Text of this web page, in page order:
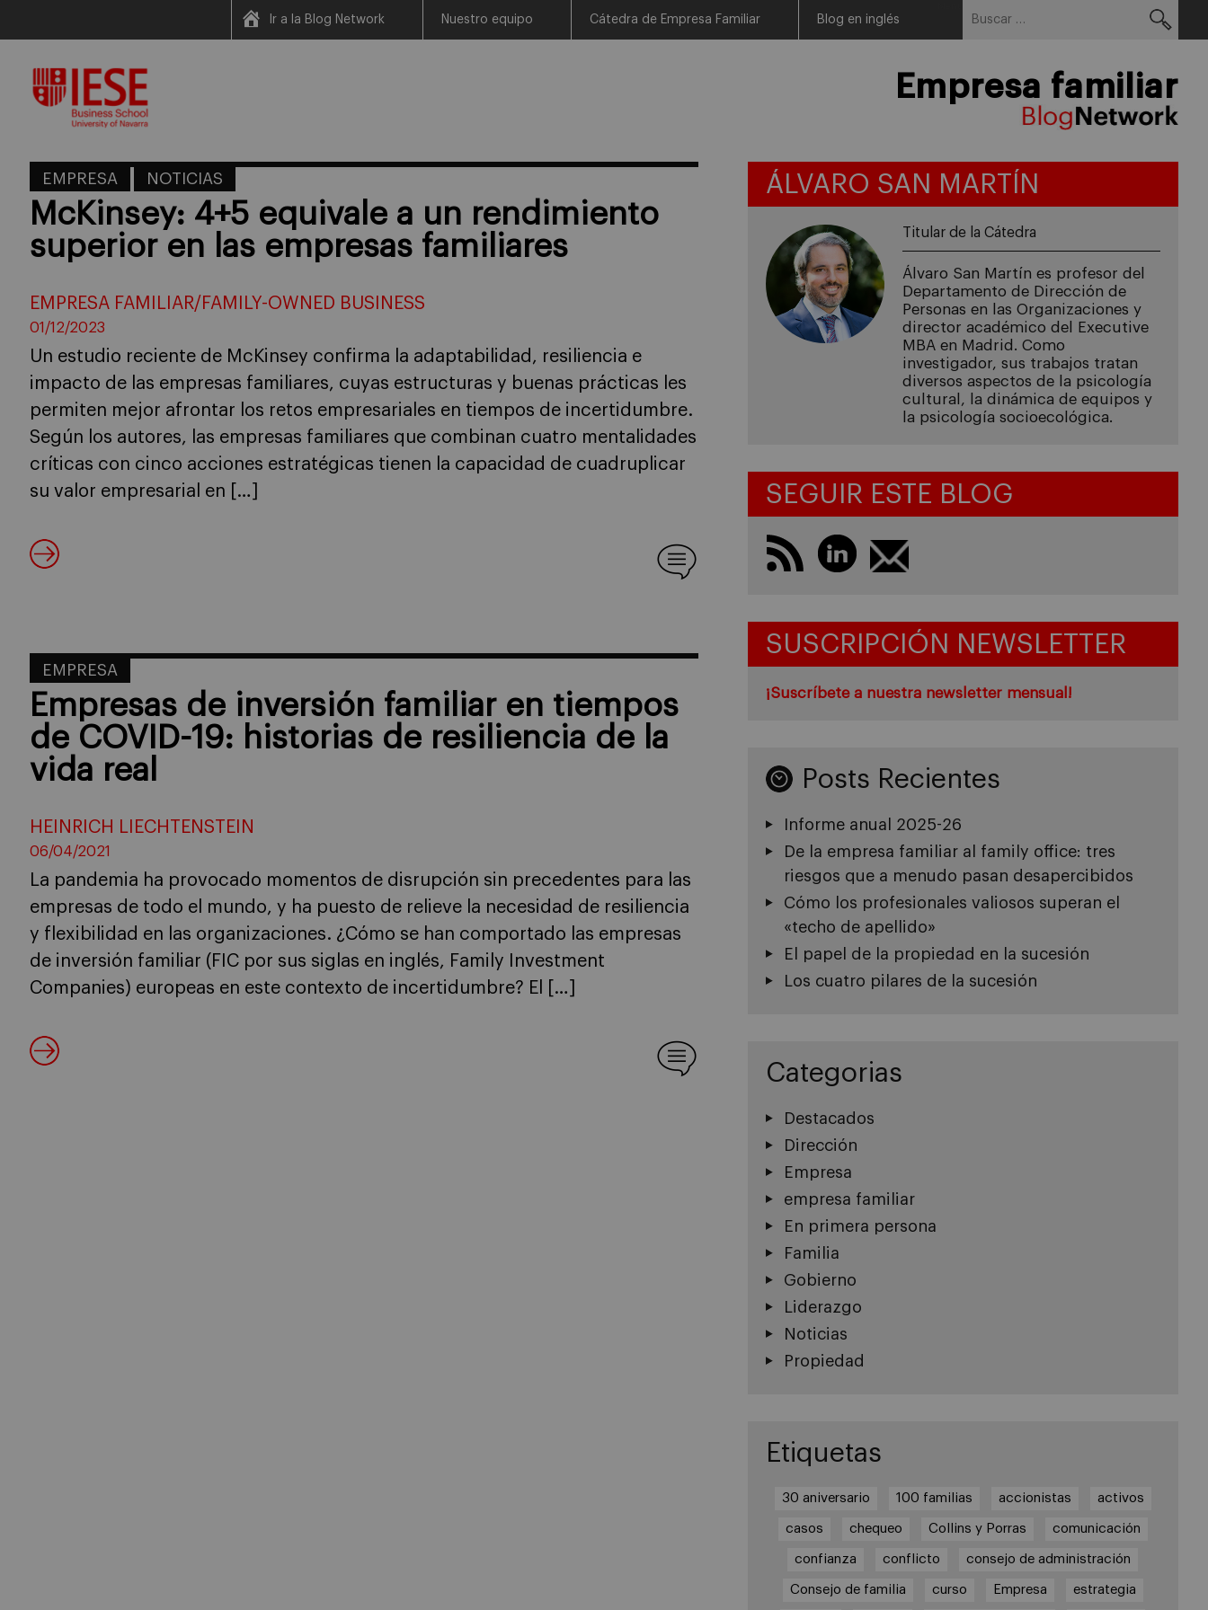
content
Ir a la Blog Network Nuestro equipo Cátedra de Empresa Familiar Blog en inglés
Empresa familiar
EMPRESA NOTICIAS
McKinsey: 4+5 equivale a un rendimiento
superior en las empresas familiares
EMPRESA FAMILIAR/FAMILY-OWNED BUSINESS
01/12/2023
Un estudio reciente de McKinsey confirma la adaptabilidad, resiliencia e
impacto de las empresas familiares, cuyas estructuras y buenas prácticas les
permiten mejor afrontar los retos empresariales en tiempos de incertidumbre.
Según los autores, las empresas familiares que combinan cuatro mentalidades
críticas con cinco acciones estratégicas tienen la capacidad de cuadruplicar
su valor empresarial en […]
EMPRESA
Empresas de inversión familiar en tiempos
de COVID-19: historias de resiliencia de la
vida real
HEINRICH LIECHTENSTEIN
06/04/2021
La pandemia ha provocado momentos de disrupción sin precedentes para las
empresas de todo el mundo, y ha puesto de relieve la necesidad de resiliencia
y flexibilidad en las organizaciones. ¿Cómo se han comportado las empresas
de inversión familiar (FIC por sus siglas en inglés, Family Investment
Companies) europeas en este contexto de incertidumbre? El […]
ÁLVARO SAN MARTÍN
Titular de la Cátedra
Álvaro San Martín es profesor del
Departamento de Dirección de
Personas en las Organizaciones y
director académico del Executive
MBA en Madrid. Como
investigador, sus trabajos tratan
diversos aspectos de la psicología
cultural, la dinámica de equipos y
la psicología socioecológica.
SEGUIR ESTE BLOG
SUSCRIPCIÓN NEWSLETTER
¡Suscríbete a nuestra newsletter mensual!
Posts Recientes
Informe anual 2025-26
De la empresa familiar al family office: tres
riesgos que a menudo pasan desapercibidos
Cómo los profesionales valiosos superan el
«techo de apellido»
El papel de la propiedad en la sucesión
Los cuatro pilares de la sucesión
Categorias
Destacados
Dirección
Empresa
empresa familiar
En primera persona
Familia
Gobierno
Liderazgo
Noticias
Propiedad
Etiquetas
30 aniversario 100 familias accionistas activos
casos chequeo Collins y Porras comunicación
confianza conflicto consejo de administración
Consejo de familia curso Empresa estrategia